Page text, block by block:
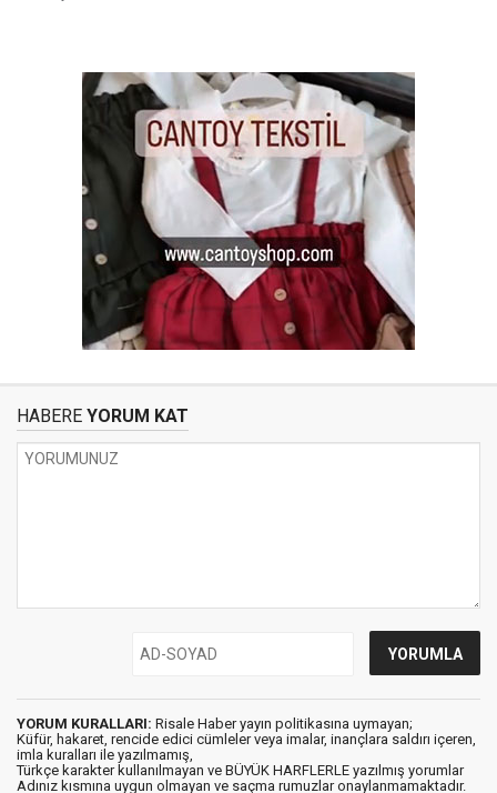
HABERE YORUM KAT
YORUM KURALLARI: Risale Haber yayın politikasına uymayan;
Küfür, hakaret, rencide edici cümleler veya imalar, inançlara saldırı içeren,
imla kuralları ile yazılmamış,
Türkçe karakter kullanılmayan ve BÜYÜK HARFLERLE yazılmış yorumlar
Adınız kısmına uygun olmayan ve saçma rumuzlar onaylanmamaktadır.